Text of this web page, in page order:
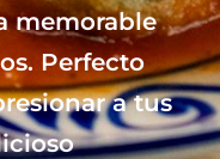
memorable
Perfecto
a tus